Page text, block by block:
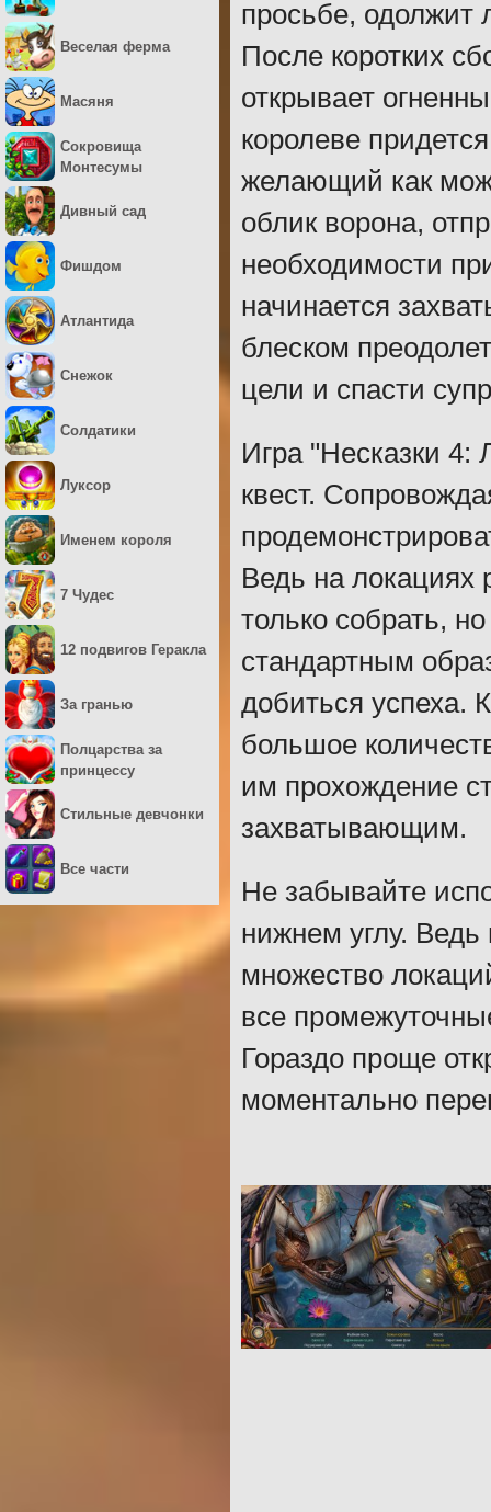
просьбе, одолжит
После коротких
открывает
королеве
желающий как
облик ворона,
необходимости
начинается
блеском
цели и спасти
Игра "Несказки 4:
квест.
Ведь на локациях
только собрать,
стандартным
добиться успеха.
большое
им прохождение
захватывающим.
Не забывайте
нижнем углу. Ведь
множество
все
Гораздо проще
моментально
Веселая ферма
Масяня
Сокровища
Монтесумы
Дивный сад
Фишдом
Атлантида
Снежок
Солдатики
Луксор
Именем короля
7 Чудес
12 подвигов Геракла
За гранью
Полцарства за
принцессу
Стильные девчонки
Все части